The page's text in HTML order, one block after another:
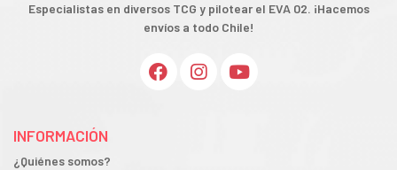
Especialistas en diversos TCG y pilotear el EVA 02. ¡Hacemos
envíos a todo Chile!
INFORMACIÓN
¿Quiénes somos?